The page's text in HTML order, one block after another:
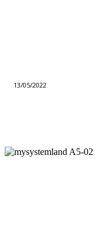
13/05/2022